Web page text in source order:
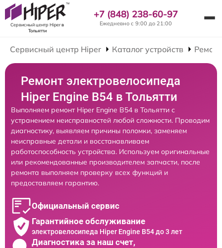
Сервисный центр Hiperв
Тольятти
+7 (848) 238-60-97
Ежедневно с 9:00 до 21:00
Сервисный центр Hiper Каталог устройств
Ремонт электровелосипеда
Hiper Engine B54 в Тольятти
Выполняем ремонт Hiper Engine B54 в Тольятти с
устранением неисправностей любой сложности. Проводим
диагностику, выявляем причины поломки, заменяем
неисправные детали и восстанавливаем
работоспособность устройства. Используем оригинальные
или рекомендованные производителем запчасти, после
ремонта выполняем проверку всех функций и
предоставляем гарантию.
Официальный сервис
Гарантийное обслуживание
электровелосипеда Hiper Engine B54 до 3 лет
Диагностика за наш счет,